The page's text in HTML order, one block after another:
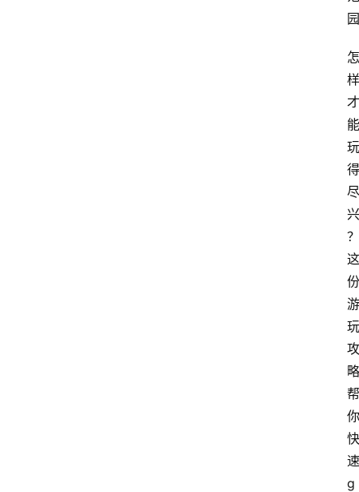
园
怎
样
才
能
玩
得
尽
兴
？
这
份
游
玩
攻
略
帮
你
快
速
g